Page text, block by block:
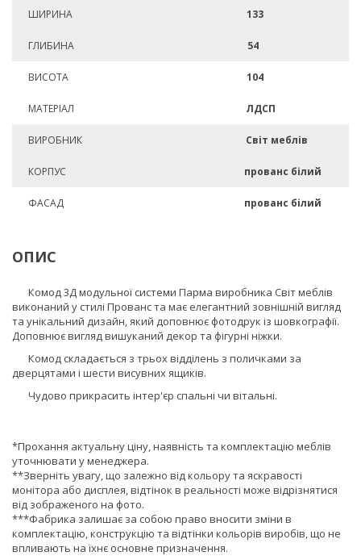
ШИРИНА 133
ГЛИБИНА 54
ВИСОТА 104
МАТЕРІАЛ ЛДСП
ВИРОБНИК Світ меблів
КОРПУС прованс білий
ФАСАД прованс білий
ОПИС
Комод 3Д модульної системи Парма виробника Світ меблів
виконаний у стилі Прованс та має елегантний зовнішній вигляд
та унікальний дизайн, який доповнює фотодрук із шовкографії.
Доповнює вигляд вишуканий декор та фігурні ніжки.
Комод складається з трьох відділень з поличками за
дверцятами і шести висувних ящиків.
Чудово прикрасить інтер'єр спальні чи вітальні.
*Прохання актуальну ціну, наявність та комплектацію меблів
уточнювати у менеджера.
**Зверніть увагу, що залежно від кольору та яскравості
монітора або дисплея, відтінок в реальності може відрізнятися
від зображеного на фото.
***Фабрика залишає за собою право вносити зміни в
комплектацію, конструкцію та відтінки кольорів виробів, що не
впливають на їхнє основне призначення.